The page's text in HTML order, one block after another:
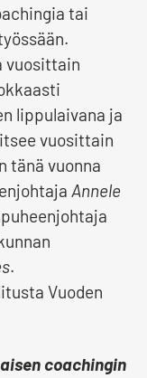
tai
vuosittain
lippulaivana ja
vuosittain
tänä vuonna
Annele
.
Vuoden
coachingin